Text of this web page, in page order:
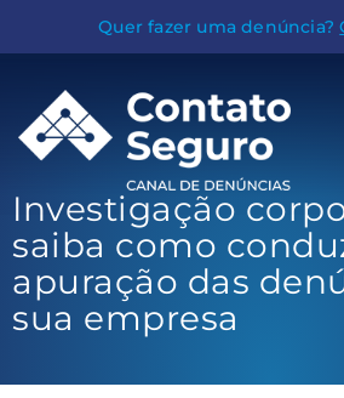
Quer fazer uma denúncia?
Investigação
saiba como
apuração das
sua empresa